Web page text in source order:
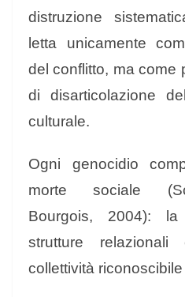
distruzione
letta unicamente
del conflitto, ma come
di disarticolazione
culturale.
Ogni genocidio
morte sociale
Bourgois, 2004): la
strutture
collettività